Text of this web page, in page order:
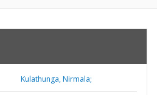
Kulathunga, Nirmala;